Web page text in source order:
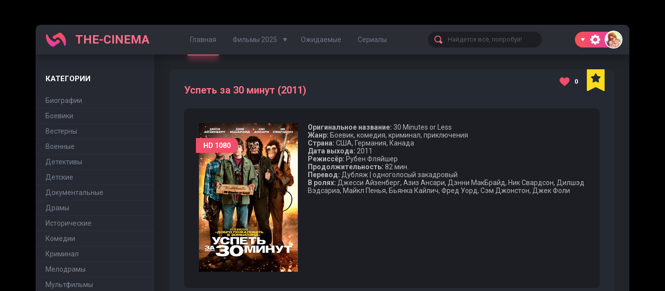
THE-CINEMA Главная Фильмы 2025
Фильмы 2024
Фильмы 2022
Фильмы 2021
Фильмы 2020
Ожидаемые Сериалы
КАТЕГОРИИ
Биографии
Боевики
Вестерны
Военные
Детективы
Детские
Документальные
Драмы
Исторические
Комедии
Криминал
Мелодрамы
Мультфильмы
Успеть за 30 минут (2011)
0
HD 1080
Оригинальное название: 30 Minutes or Less
Жанр: Боевик, комедия, криминал, приключения
Страна: США, Германия, Канада
Дата выхода: 2011
Режиссёр: Рубен Фляйшер
Продолжительность: 82 мин.
Перевод: Дубляж | одноголосый закадровый
В ролях: Джесси Айзенберг, Азиз Ансари, Дэнни МакБрайд, Ник Свардсон, Дилшэд
Вэдсариа, Майкл Пенья, Бьянка Кайлич, Фред Уорд, Сэм Джонстон, Джек Фоли